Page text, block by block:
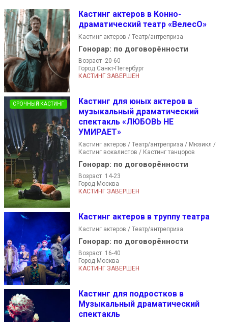
Кастинг актеров в Конно-
драматический театр «ВелесО»
Кастинг актеров / Театр/антреприза
Гонорар: по договорённости
Возраст 20-60
Город Санкт-Петербург
КАСТИНГ ЗАВЕРШЕН
СРОЧНЫЙ КАСТИНГ
Кастинг для юных актеров в
музыкальный драматический
спектакль «ЛЮБОВЬ НЕ
УМИРАЕТ»
Кастинг актеров / Театр/антреприза / Мюзикл /
Кастинг вокалистов / Кастинг танцоров
Гонорар: по договорённости
Возраст 14-23
Город Москва
КАСТИНГ ЗАВЕРШЕН
Кастинг актеров в труппу театра
Кастинг актеров / Театр/антреприза
Гонорар: по договорённости
Возраст 16-40
Город Москва
КАСТИНГ ЗАВЕРШЕН
Кастинг для подростков в
Музыкальный драматический
спектакль